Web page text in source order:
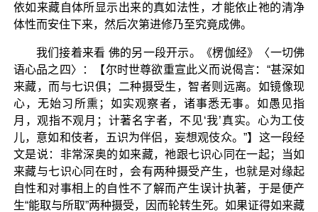
依如来藏自体所显示出来的真如法性，才能依止祂的清净
体性而安住下来，然后次第进修乃至究竟成佛。
我们接着来看 佛的另一段开示。《楞伽经》〈一切佛
语心品之四〉：【尔时世尊欲重宣此义而说偈言：“甚深如
来藏，而与七识俱；二种摄受生，智者则远离。如镜像现
心，无始习所熏；如实观察者，诸事悉无事。如愚见指
月，观指不观月；计著名字者，不见‘我’真实。心为工伎
儿，意如和伎者，五识为伴侣，妄想观伎众。”】这一段经
文是说：非常深奥的如来藏，祂跟七识心同在一起；当如
来藏与七识心同在时，会有两种摄受产生，也就是对缘起
自性和对事相上的自性不了解而产生误计执著，于是便产
生“能取与所取”两种摄受，因而轮转生死。如果证得如来藏